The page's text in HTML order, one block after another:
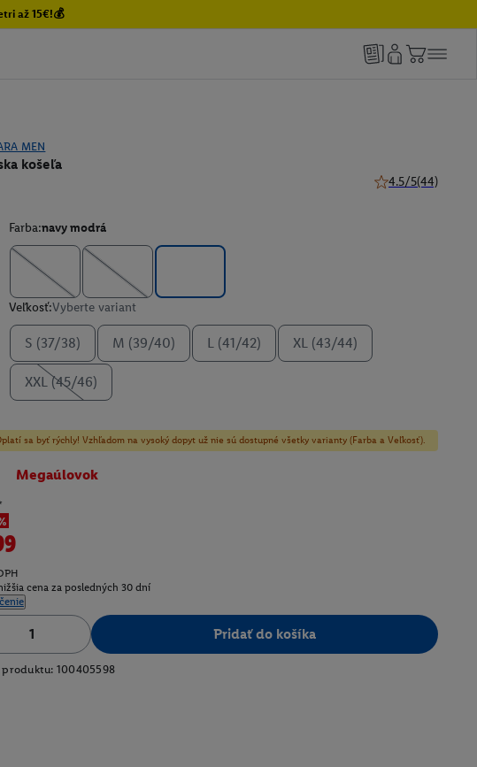
až 15€!💰
MEN
košeľa
4.5/5(44)
Farba:navy modrá
Veľkosť:Vyberte variant
S (37/38) M (39/40) L (41/42) XL (43/44)
XXL (45/46)
sa byť rýchly! Vzhľadom na vysoký dopyt už nie sú dostupné všetky varianty (Farba a Veľkosť).
Megaúlovok
cena za posledných 30 dní
Pridať do košíka
produktu: 100405598